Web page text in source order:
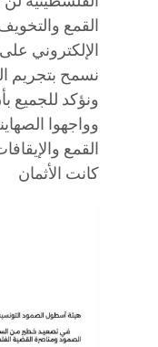
القمع
الإلكتروني
نسمح بتجريم
ونؤكد للجميع
وواجهوا
القمع
كانت الأثمان